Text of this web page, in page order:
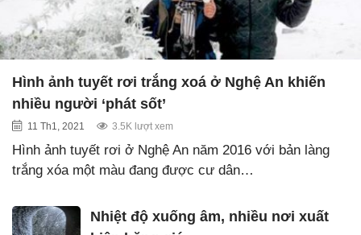
Hình ảnh tuyết rơi trắng xoá ở Nghệ An khiến
nhiều người ‘phát sốt’
11 Th1, 2021 3.5K lượt xem
Hình ảnh tuyết rơi ở Nghệ An năm 2016 với bản làng
trắng xóa một màu đang được cư dân…
Nhiệt độ xuống âm, nhiều nơi xuất